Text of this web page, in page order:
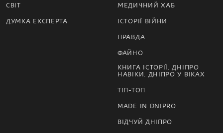
СВІТ
ДУМКА ЕКСПЕРТА
МЕДИЧНИЙ ХАБ
ІСТОРІЇ ВІЙНИ
ПРАВДА
ФАЙНО
КНИГА ІСТОРІЇ. ДНІПРО
НАВІКИ. ДНІПРО У ВІКАХ
ТІП-ТОП
MADE IN DNIPRO
ВІДЧУЙ ДНІПРО